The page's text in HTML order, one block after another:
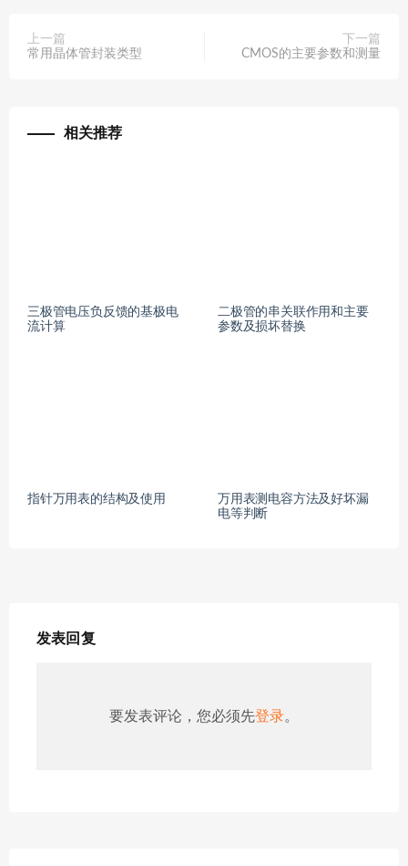
上一篇
常用晶体管封装类型
下一篇
CMOS的主要参数和测量
相关推荐
三极管电压负反馈的基极电
流计算
二极管的串关联作用和主要
参数及损坏替换
指针万用表的结构及使用
万用表测电容方法及好坏漏
电等判断
发表回复
要发表评论，您必须先登录。